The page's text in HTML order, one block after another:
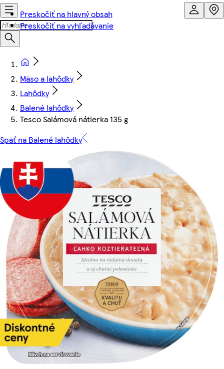
Preskočiť na hlavný obsah
Preskočiť na vyhľadávanie
Mäso a lahôdky
Lahôdky
Balené lahôdky
Tesco Salámová nátierka 135 g
Späť na Balené lahôdky